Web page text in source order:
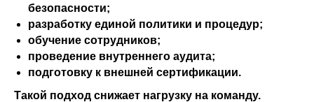
безопасности;
разработку единой политики и процедур;
обучение сотрудников;
проведение внутреннего аудита;
подготовку к внешней сертификации.
Такой подход снижает нагрузку на команду.